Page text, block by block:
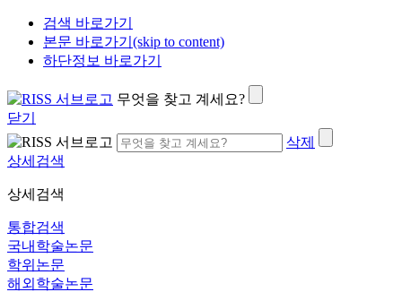
검색 바로가기
본문 바로가기(skip to content)
하단정보 바로가기
무엇을 찾고 계세요?
닫기
삭제
상세검색
상세검색
통합검색
국내학술논문
학위논문
해외학술논문